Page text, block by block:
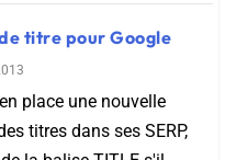
titre pour Google
place une nouvelle
titres dans ses SERP,